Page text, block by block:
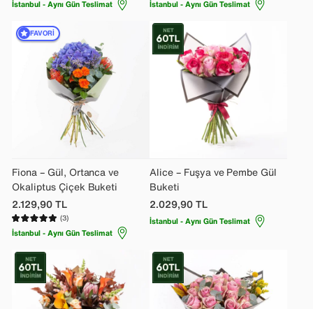
İstanbul - Aynı Gün Teslimat İstanbul - Aynı Gün Teslimat
Fiona – Gül, Ortanca ve
Okaliptus Çiçek Buketi
2.129,90TL
(3)
FAVORI
İstanbul - Aynı Gün Teslimat
Alice – Fuşya ve Pembe Gül
Buketi
2.029,90TL
İstanbul - Aynı Gün Teslimat